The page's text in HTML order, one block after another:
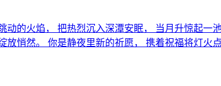
的火焰， 把热烈沉入深潭安眠， 当月升惊起一
悄然。 你是静夜里新的祈愿， 携着祝福将灯火